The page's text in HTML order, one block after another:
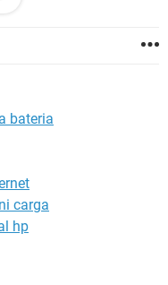
nuevas y nada ....
bateria
carga
hp